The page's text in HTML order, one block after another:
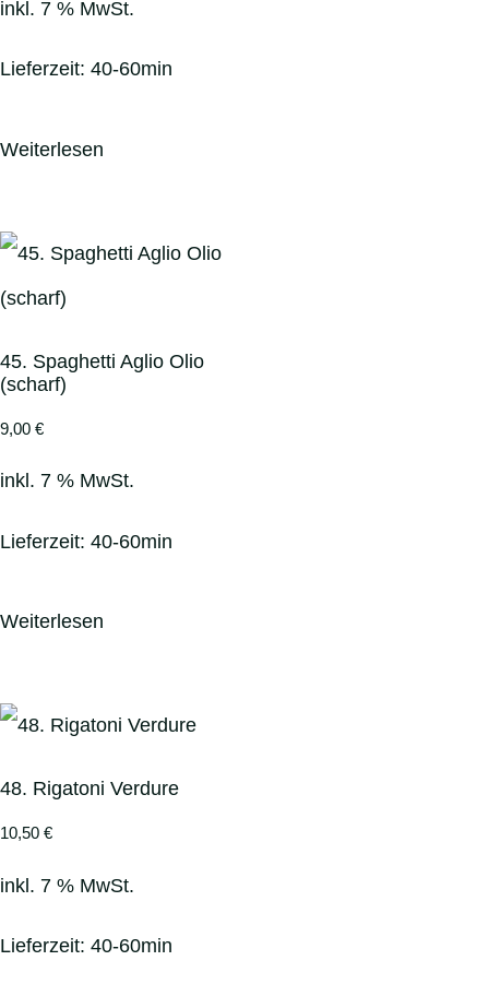
inkl. 7 % MwSt.
Lieferzeit: 40-60min
Weiterlesen
45. Spaghetti Aglio Olio
(scharf)
9,00 €
inkl. 7 % MwSt.
Lieferzeit: 40-60min
Weiterlesen
48. Rigatoni Verdure
10,50 €
inkl. 7 % MwSt.
Lieferzeit: 40-60min